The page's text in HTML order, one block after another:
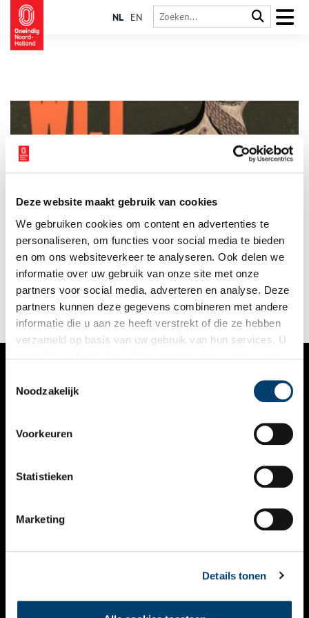
Deze website maakt gebruik van cookies
We gebruiken cookies om content en advertenties te
personaliseren, om functies voor social media te bieden
en om ons websiteverkeer te analyseren. Ook delen we
informatie over uw gebruik van onze site met onze
partners voor social media, adverteren en analyse. Deze
partners kunnen deze gegevens combineren met andere
informatie die u aan ze heeft verstrekt of die ze hebben
verzameld op basis van uw gebruik van hun services. U
Noodzakelijk
Voorkeuren
Statistieken
Marketing
Details tonen
NL EN
Donderdag 16 april opent het Noord-Hollands Archief (NHA) in
de Janskerk in Haarlem de tentoonstelling ‘Wij leefden hier.
Sporen van vergeten natuur’. De tentoonstelling brengt
vergeten planten- en diersoorten opnieuw tot leven en biedt
een verrassend perspectief op de natuur van vroeger en nu. We
zijn gewend aan hoe de natuur er nu uitziet. Maar wat leefde
hier vroeger?
1 min
VERHALEN
KALENDER
THEMA’S
VIDEO’S
CONTACT